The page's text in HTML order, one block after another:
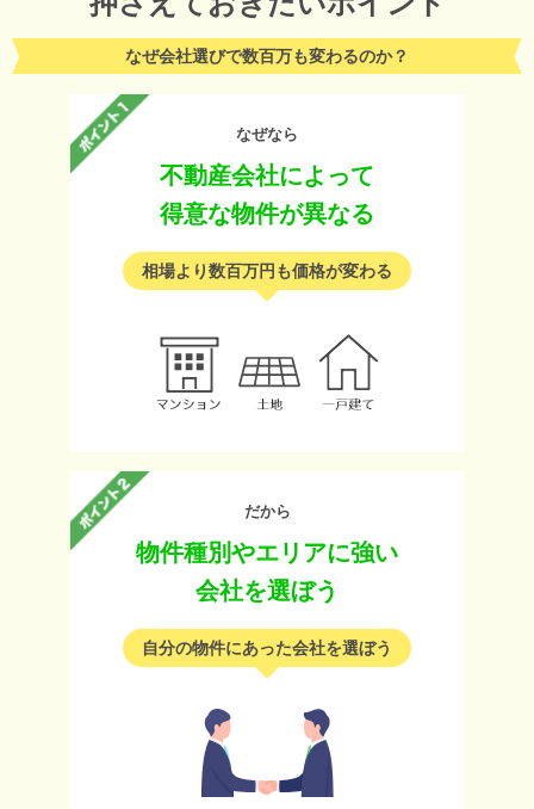
なぜ会社選びで数百万も変わるのか？
なぜなら
不動産会社によって
得意な物件が異なる
相場より数百万円も価格が変わる
だから
物件種別やエリアに強い
会社を選ぼう
自分の物件にあった会社を選ぼう